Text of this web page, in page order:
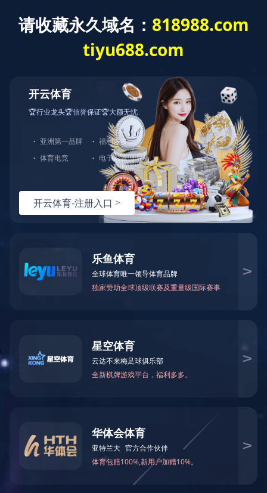
首 页 关于我们 产品展示
产品直通车>>> LED点光源 LED洗墙灯 LED线形灯 LED射灯 LED投光灯